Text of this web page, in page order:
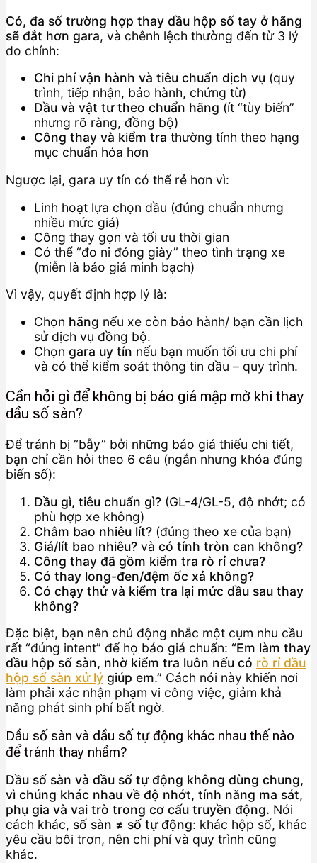
Có, đa số trường hợp thay dầu hộp số tay ở hãng
sẽ đắt hơn gara, và chênh lệch thường đến từ 3 lý
do chính:
Chi phí vận hành và tiêu chuẩn dịch vụ (quy
trình, tiếp nhận, bảo hành, chứng từ)
Dầu và vật tư theo chuẩn hãng (ít “tùy biến”
nhưng rõ ràng, đồng bộ)
Công thay và kiểm tra thường tính theo hạng
mục chuẩn hóa hơn
Ngược lại, gara uy tín có thể rẻ hơn vì:
Linh hoạt lựa chọn dầu (đúng chuẩn nhưng
nhiều mức giá)
Công thay gọn và tối ưu thời gian
Có thể “đo ni đóng giày” theo tình trạng xe
(miễn là báo giá minh bạch)
Vì vậy, quyết định hợp lý là:
Chọn hãng nếu xe còn bảo hành/ bạn cần lịch
sử dịch vụ đồng bộ.
Chọn gara uy tín nếu bạn muốn tối ưu chi phí
và có thể kiểm soát thông tin dầu – quy trình.
Cần hỏi gì để không bị báo giá mập mờ khi thay
dầu số sàn?
Để tránh bị “bẫy” bởi những báo giá thiếu chi tiết,
bạn chỉ cần hỏi theo 6 câu (ngắn nhưng khóa đúng
biến số):
Dầu gì, tiêu chuẩn gì? (GL-4/GL-5, độ nhớt; có
phù hợp xe không)
Châm bao nhiêu lít? (đúng theo xe của bạn)
Giá/lít bao nhiêu? và có tính tròn can không?
Công thay đã gồm kiểm tra rò rỉ chưa?
Có thay long-đen/đệm ốc xả không?
Có chạy thử và kiểm tra lại mức dầu sau thay
không?
Đặc biệt, bạn nên chủ động nhắc một cụm nhu cầu
rất “đúng intent” để họ báo giá chuẩn: “Em làm thay
dầu hộp số sàn, nhờ kiểm tra luôn nếu có rò rỉ dầu
hộp số sàn xử lý giúp em.” Cách nói này khiến nơi
làm phải xác nhận phạm vi công việc, giảm khả
năng phát sinh phí bất ngờ.
Dầu số sàn và dầu số tự động khác nhau thế nào
để tránh thay nhầm?
Dầu số sàn và dầu số tự động không dùng chung,
vì chúng khác nhau về độ nhớt, tính năng ma sát,
phụ gia và vai trò trong cơ cấu truyền động. Nói
cách khác, số sàn ≠ số tự động: khác hộp số, khác
yêu cầu bôi trơn, nên chi phí và quy trình cũng
khác.